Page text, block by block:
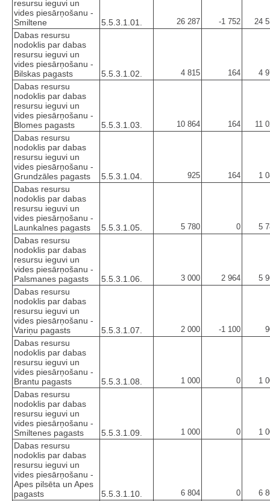
resursu ieguvi un
vides piesārņošanu -
Smiltene
5.5.3.1.01. 26 287 -1 752 24
Dabas resursu
nodoklis par dabas
resursu ieguvi un
vides piesārņošanu -
Bilskas pagasts
5.5.3.1.02. 4 815 164 4
Dabas resursu
nodoklis par dabas
resursu ieguvi un
vides piesārņošanu -
Blomes pagasts
5.5.3.1.03. 10 864 164 11
Dabas resursu
nodoklis par dabas
resursu ieguvi un
vides piesārņošanu -
Grundzāles pagasts
5.5.3.1.04. 925 164 1
Dabas resursu
nodoklis par dabas
resursu ieguvi un
vides piesārņošanu -
Launkalnes pagasts
5.5.3.1.05. 5 780 0 5
Dabas resursu
nodoklis par dabas
resursu ieguvi un
vides piesārņošanu -
Palsmanes pagasts
5.5.3.1.06. 3 000 2 964 5
Dabas resursu
nodoklis par dabas
resursu ieguvi un
vides piesārņošanu -
Variņu pagasts
5.5.3.1.07. 2 000 -1 100
Dabas resursu
nodoklis par dabas
resursu ieguvi un
vides piesārņošanu -
Brantu pagasts
5.5.3.1.08. 1 000 0 1
Dabas resursu
nodoklis par dabas
resursu ieguvi un
vides piesārņošanu -
Smiltenes pagasts
5.5.3.1.09. 1 000 0 1
Dabas resursu
nodoklis par dabas
resursu ieguvi un
vides piesārņošanu -
Apes pilsēta un Apes
pagasts
5.5.3.1.10. 6 804 0 6